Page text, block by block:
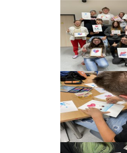
Show larger version
Show larger version
Show larger version